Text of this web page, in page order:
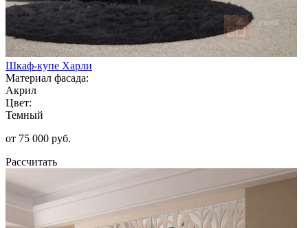
Шкаф-купе Харли
Материал фасада:
Акрил
Цвет:
Темный
от 75 000 руб.
Рассчитать